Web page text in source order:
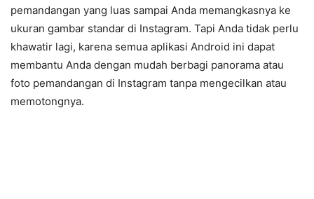
pemandangan yang luas sampai Anda memangkasnya ke
ukuran gambar standar di Instagram. Tapi Anda tidak perlu
khawatir lagi, karena semua aplikasi Android ini dapat
membantu Anda dengan mudah berbagi panorama atau
foto pemandangan di Instagram tanpa mengecilkan atau
memotongnya.